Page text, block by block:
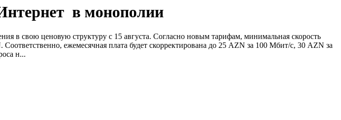
в монополии
в свою ценовую структуру с 15 августа. Согласно новым тарифам, минимальная скорость
ежемесячная плата будет скорректирована до 25 AZN за 100 Мбит/с, 30 AZN за
н...